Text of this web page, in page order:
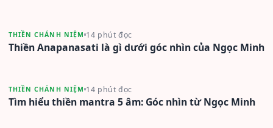
THIỀN CHÁNH NIỆM 14 phút đọc
Thiền Anapanasati là gì dưới góc nhìn của Ngọc Minh
THIỀN CHÁNH NIỆM 14 phút đọc
Tìm hiểu thiền mantra 5 âm: Góc nhìn từ Ngọc Minh